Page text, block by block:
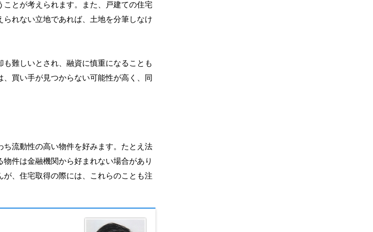
とが考えられます。また、戸建ての住宅
れない立地であれば、土地を分筆しなけ
難しいとされ、融資に慎重になることも
買い手が見つからない可能性が高く、同
流動性の高い物件を好みます。たとえ法
件は金融機関から好まれない場合があり
、住宅取得の際には、これらのことも注